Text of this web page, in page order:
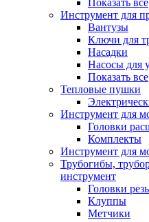
Показать все
Инструмент для
Вантузы
Ключи для
Насадки
Насосы для
Показать все
Тепловые пушки
Инструмент для
Головки
Комплекты
Инструмент для
Трубогибы,
инструмент
Головки
Клуппы
Метчики